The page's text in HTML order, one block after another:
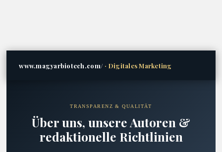
www.magyarbiotech.com/ · Digitales Marketing
TRANSPARENZ & QUALITÄT
Über uns, unsere Autoren &
redaktionelle Richtlinien